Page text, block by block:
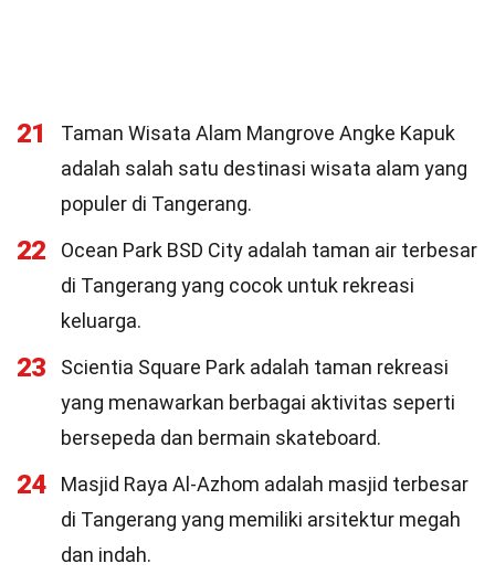
21
Taman Wisata Alam Mangrove Angke Kapuk
adalah salah satu destinasi wisata alam yang
populer di Tangerang.
22
Ocean Park BSD City adalah taman air terbesar
di Tangerang yang cocok untuk rekreasi
keluarga.
23
Scientia Square Park adalah taman rekreasi
yang menawarkan berbagai aktivitas seperti
bersepeda dan bermain skateboard.
24
Masjid Raya Al-Azhom adalah masjid terbesar
di Tangerang yang memiliki arsitektur megah
dan indah.